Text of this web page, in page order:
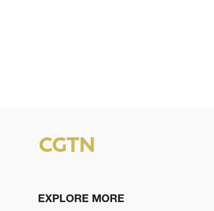
EXPLORE MORE